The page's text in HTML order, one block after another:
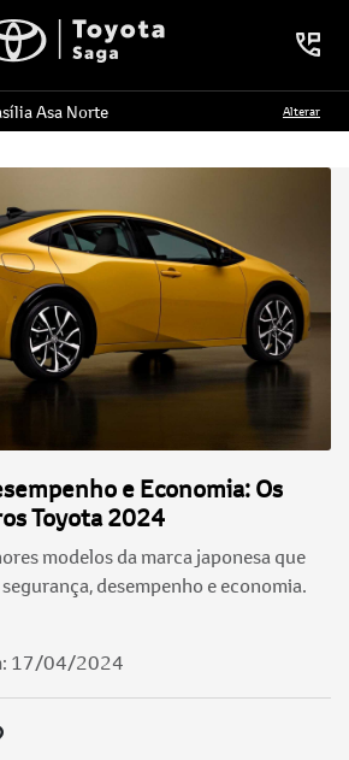
Asa Norte Alterar
e Economia: Os
Toyota 2024
modelos da marca japonesa que
desempenho e economia.
17/04/2024